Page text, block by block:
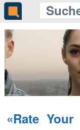
Gleich auf
ZDF blickt
gefährlicher
Challenges
«Rate